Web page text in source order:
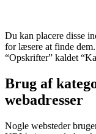
Du kan placere disse
for læsere at finde
“Opskrifter” kaldet
Brug af
webadresser
Nogle websteder